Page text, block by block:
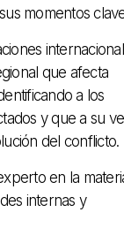
momentos
que afecta
a los
y que a su
del conflicto.
en la
internas y